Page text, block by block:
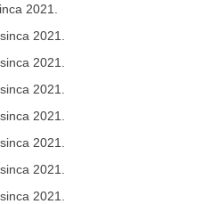
2021.
2021.
2021.
2021.
2021.
2021.
2021.
2021.